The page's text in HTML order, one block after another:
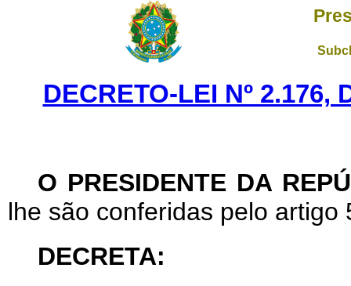
DECRETO-LEI Nº 2.176,
O PRESIDENTE DA
lhe são conferidas pelo
DECRETA: